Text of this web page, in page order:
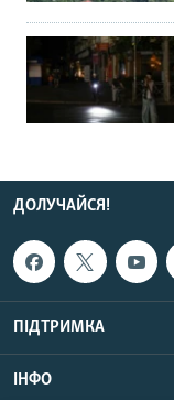
ДОЛУЧАЙСЯ!
ПІДТРИМКА
ІНФО